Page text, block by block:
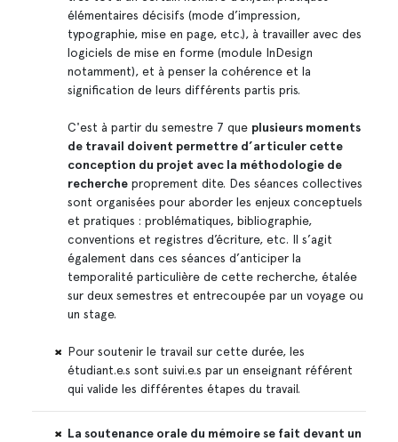
élémentaires décisifs (mode d’impression,
typographie, mise en page, etc.), à travailler avec des
logiciels de mise en forme (module InDesign
notamment), et à penser la cohérence et la
signification de leurs différents partis pris.
C'est à partir du semestre 7 que plusieurs moments
de travail doivent permettre d’articuler cette
conception du projet avec la méthodologie de
rechercheproprement dite. Des séances collectives
sont organisées pour aborder les enjeux conceptuels
et pratiques : problématiques, bibliographie,
conventions et registres d’écriture, etc. Il s’agit
également dans ces séances d’anticiper la
temporalité particulière de cette recherche, étalée
sur deux semestres et entrecoupée par un voyage ou
un stage.
Pour soutenir le travail sur cette durée, les
étudiant.e.s sont suivi.e.s par un enseignant référent
qui valide les différentes étapes du travail.
La soutenance orale du mémoire se fait devant un